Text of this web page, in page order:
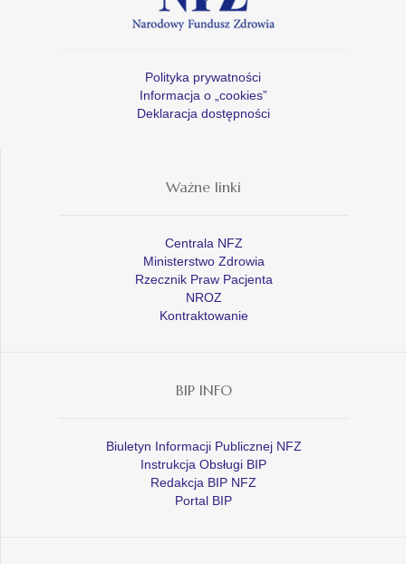
Polityka prywatności
Informacja o „cookies”
Deklaracja dostępności
Ważne linki
Centrala NFZ
Ministerstwo Zdrowia
Rzecznik Praw Pacjenta
NROZ
Kontraktowanie
BIP INFO
Biuletyn Informacji Publicznej NFZ
Instrukcja Obsługi BIP
Redakcja BIP NFZ
Portal BIP